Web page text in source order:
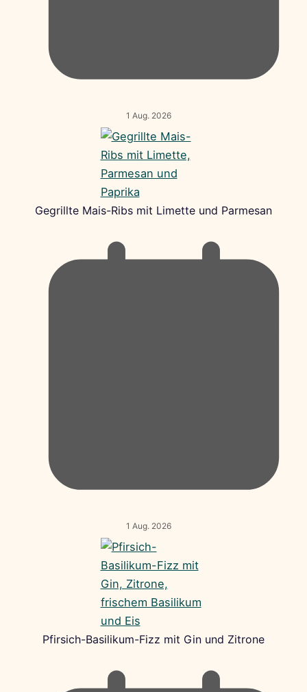
1 Aug. 2026
Gegrillte Mais-Ribs mit Limette und Parmesan
1 Aug. 2026
Pfirsich-Basilikum-Fizz mit Gin und Zitrone